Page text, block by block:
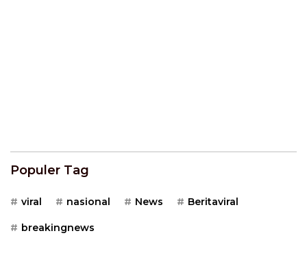
Populer Tag
viral nasional News Beritaviral
breakingnews